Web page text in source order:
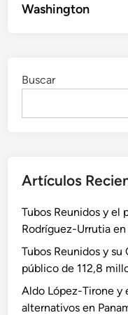
Washington
Buscar
Artículos
Tubos Reunidos y el
Rodríguez-Urrutia
Tubos Reunidos y
público de 112,8
Aldo López-Tirone y
alternativos en